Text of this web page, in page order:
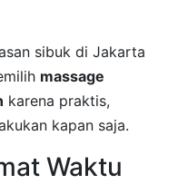
sibuk di Jakarta
massage
karena praktis,
kapan saja.
Waktu